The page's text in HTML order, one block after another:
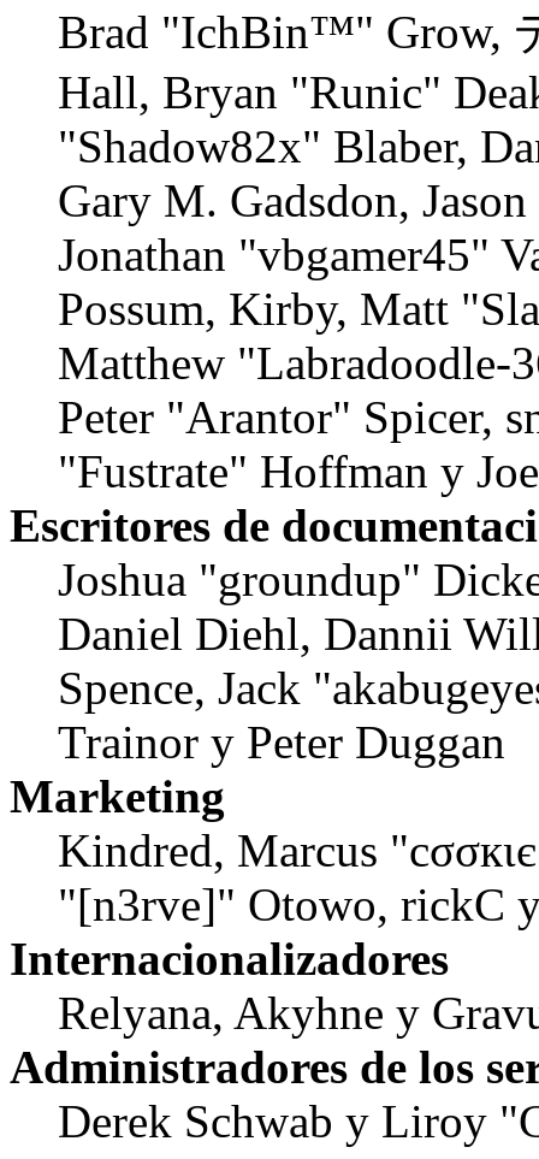
Brad "IchBin™" Grow,
Hall, Bryan "Runic"
"Shadow82x" Blaber,
Gary M. Gadsdon,
Jonathan "vbgamer45"
Possum, Kirby, Matt
Matthew "Labradoodle-
Peter "Arantor" Spicer,
"Fustrate" Hoffman y
Escritores de
Joshua "groundup"
Daniel Diehl, Dannii
Spence, Jack
Trainor y Peter Duggan
Marketing
Kindred, Marcus
"[n3rve]" Otowo, rickC
Internacionalizadores
Relyana, Akyhne y
Administradores de los
Derek Schwab y Liroy